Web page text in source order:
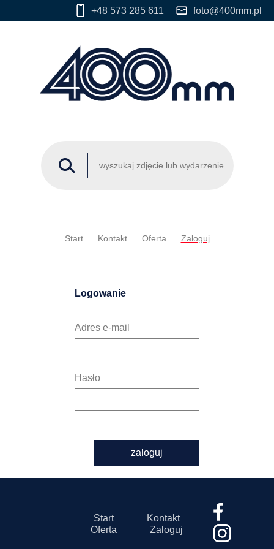
+48 573 285 611 foto@400mm.pl
Start Kontakt Oferta Zaloguj
Logowanie
Adres e-mail
Hasło
zaloguj
Start
Kontakt
Oferta
Zaloguj